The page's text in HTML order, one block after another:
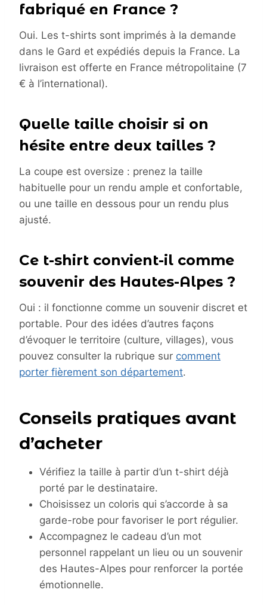
fabriqué en France ?
Oui. Les t-shirts sont imprimés à la demande
dans le Gard et expédiés depuis la France. La
livraison est offerte en France métropolitaine (7
€ à l’international).
Quelle taille choisir si on
hésite entre deux tailles ?
La coupe est oversize : prenez la taille
habituelle pour un rendu ample et confortable,
ou une taille en dessous pour un rendu plus
ajusté.
Ce t-shirt convient-il comme
souvenir des Hautes-Alpes ?
Oui : il fonctionne comme un souvenir discret et
portable. Pour des idées d’autres façons
d’évoquer le territoire (culture, villages), vous
pouvez consulter la rubrique sur comment
porter fièrement son département.
Conseils pratiques avant
d’acheter
Vérifiez la taille à partir d’un t-shirt déjà
porté par le destinataire.
Choisissez un coloris qui s’accorde à sa
garde-robe pour favoriser le port régulier.
Accompagnez le cadeau d’un mot
personnel rappelant un lieu ou un souvenir
des Hautes-Alpes pour renforcer la portée
émotionnelle.